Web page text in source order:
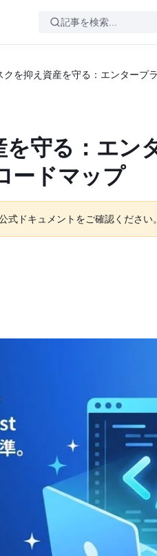
クを抑え資産を守る：エンター
守る：エン
ードマップ
ドキュメントをご確認ください。